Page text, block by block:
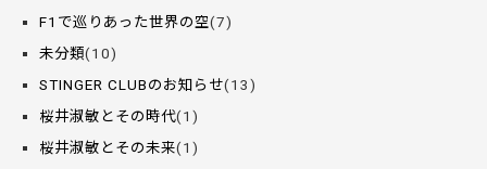
F1で巡りあった世界の空(7)
未分類(10)
STINGER CLUBのお知らせ(13)
桜井淑敏とその時代(1)
桜井淑敏とその未来(1)